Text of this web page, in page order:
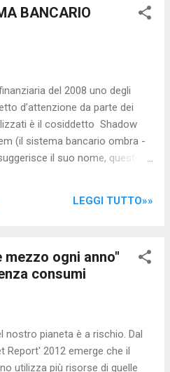
perché questo evento è ormai
e di una stanca ritualità
dell’attuale fase storica di un
unipolare e timidamente
A Monti viene anche affidato il
mediatore tra la rigida Berlino e
della flaccida Europa, con
origine nella foresta nera
BANCARIO
del 2008 uno degli
d’attenzione da parte dei
è il cosiddetto Shadow
(il sistema bancario ombra -
il suo nome, questo
si collocano al di fuori dalla
rapida espansione del suddetto
finanziari globali,
da un volume di attività di
miliardi di dollari [1]. A
di transazioni, delle
LEGGI TUTTO»»
mezzo ogni anno"
consumi
nostro pianeta è a rischio. Dal
Report' 2012 emerge che il
utilizza più risorse di quelle